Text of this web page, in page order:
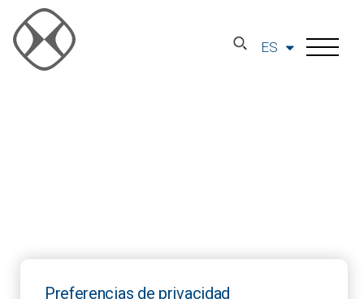
ES
Preferencias de privacidad